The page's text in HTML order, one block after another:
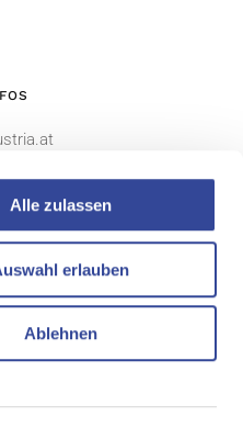
Alle zulassen
erlauben
Ablehnen